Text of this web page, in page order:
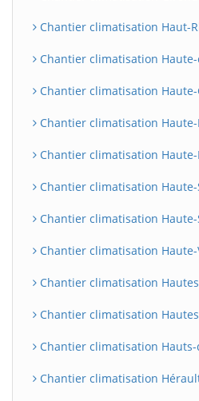
Chantier climatisation Haut-
Chantier climatisation Haute-
Chantier climatisation
Chantier climatisation Haute-
Chantier climatisation
Chantier climatisation Haute-
Chantier climatisation Haute-
Chantier climatisation Haute-
Chantier climatisation
Chantier climatisation
Chantier climatisation Hauts-
Chantier climatisation